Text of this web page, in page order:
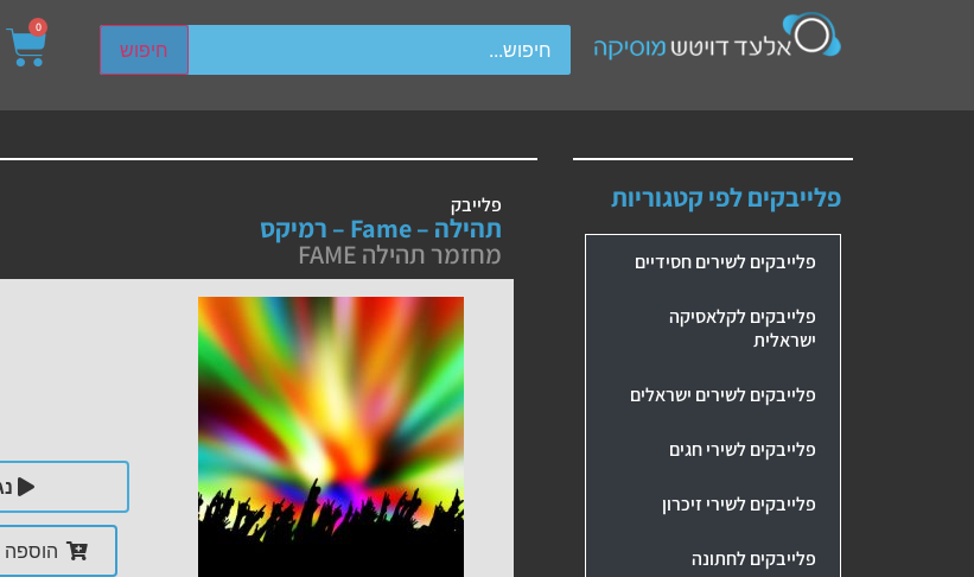
חיפוש
device users, explore by touch or with swipe gestures.
0
פלייבקים לפי קטגוריות
פלייבקים לשירים חסידיים
פלייבקים לקלאסיקה
ישראלית
פלייבקים לשירים ישראלים
פלייבקים לשירי חגים
פלייבקים לשירי זיכרון
פלייבקים לחתונה
פלייבק
תהילה – Fame – רמיקס
מחזמר תהילה FAME